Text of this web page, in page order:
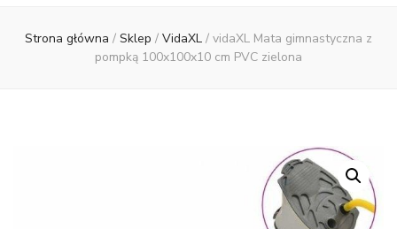
Strona główna / Sklep / VidaXL / vidaXL Mata gimnastyczna z
pompką 100x100x10 cm PVC zielona